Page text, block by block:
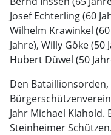
Josef Echterling (60
Wilhelm Krawinkel
Jahre), Willy Göke (50
Hubert Düwel (50
Den
Jahr Michael Klahold.
Steinheimer